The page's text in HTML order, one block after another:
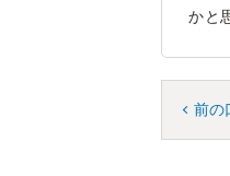
かと
前の